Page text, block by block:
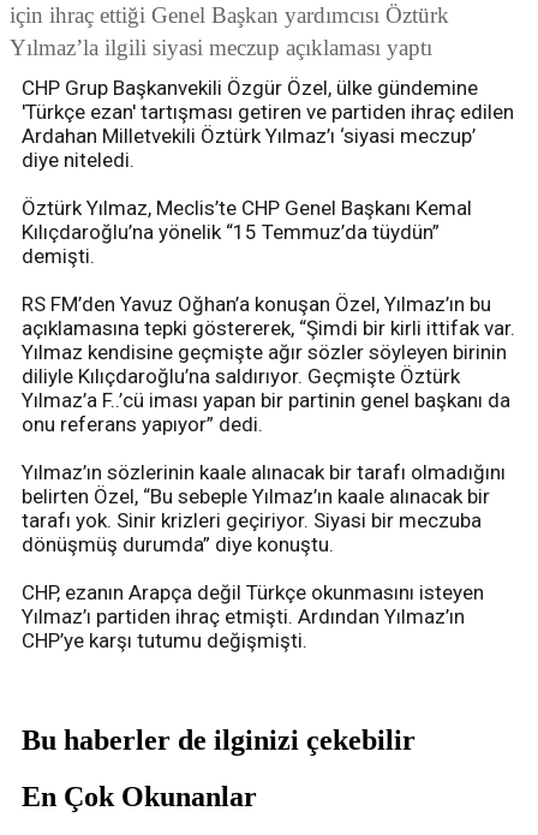
için ihraç ettiği Genel Başkan yardımcısı Öztürk
Yılmaz’la ilgili siyasi meczup açıklaması yaptı
CHP Grup Başkanvekili Özgür Özel, ülke gündemine
'Türkçe ezan' tartışması getiren ve partiden ihraç edilen
Ardahan Milletvekili Öztürk Yılmaz’ı ‘siyasi meczup’
diye niteledi.
Öztürk Yılmaz, Meclis’te CHP Genel Başkanı Kemal
Kılıçdaroğlu’na yönelik “15 Temmuz’da tüydün”
demişti.
RS FM’den Yavuz Oğhan’a konuşan Özel, Yılmaz’ın bu
açıklamasına tepki göstererek, “Şimdi bir kirli ittifak var.
Yılmaz kendisine geçmişte ağır sözler söyleyen birinin
diliyle Kılıçdaroğlu’na saldırıyor. Geçmişte Öztürk
Yılmaz’a F..’cü iması yapan bir partinin genel başkanı da
onu referans yapıyor” dedi.
Yılmaz’ın sözlerinin kaale alınacak bir tarafı olmadığını
belirten Özel, “Bu sebeple Yılmaz’ın kaale alınacak bir
tarafı yok. Sinir krizleri geçiriyor. Siyasi bir meczuba
dönüşmüş durumda” diye konuştu.
CHP, ezanın Arapça değil Türkçe okunmasını isteyen
Yılmaz’ı partiden ihraç etmişti. Ardından Yılmaz’ın
CHP’ye karşı tutumu değişmişti.
Bu haberler de ilginizi çekebilir
En Çok Okunanlar